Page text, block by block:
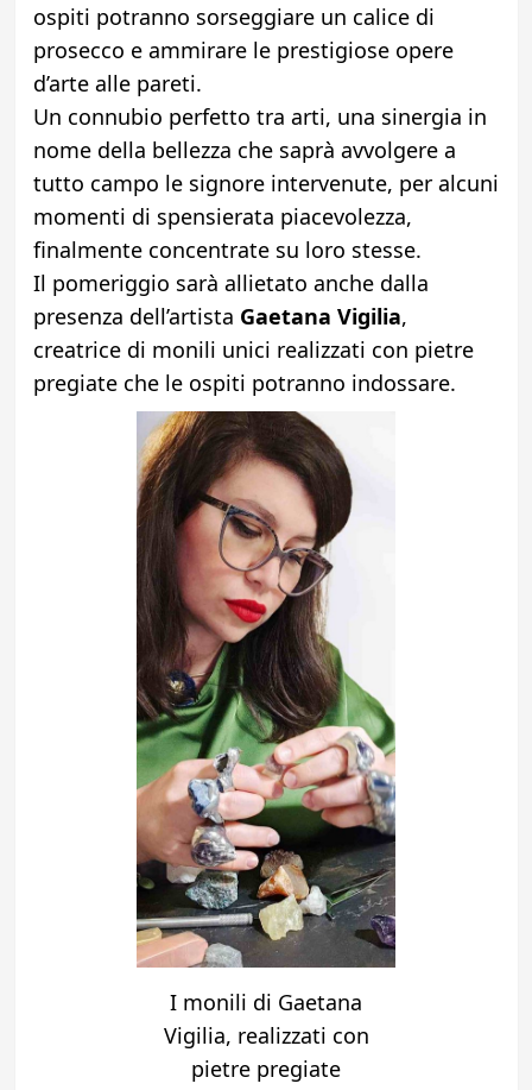
ospiti potranno sorseggiare un calice di
prosecco e ammirare le prestigiose opere
d’arte alle pareti.
Un connubio perfetto tra arti, una sinergia in
nome della bellezza che saprà avvolgere a
tutto campo le signore intervenute, per alcuni
momenti di spensierata piacevolezza,
finalmente concentrate su loro stesse.
Il pomeriggio sarà allietato anche dalla
presenza dell’artista Gaetana Vigilia,
creatrice di monili unici realizzati con pietre
pregiate che le ospiti potranno indossare.
I monili di Gaetana
Vigilia, realizzati con
pietre pregiate